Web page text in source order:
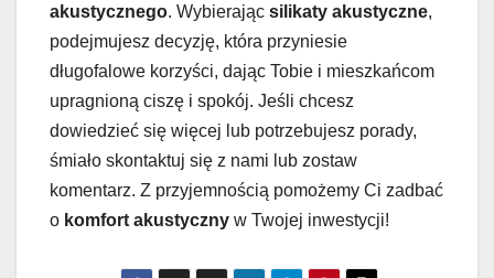
akustycznego. Wybierając silikaty akustyczne,
podejmujesz decyzję, która przyniesie
długofalowe korzyści, dając Tobie i mieszkańcom
upragnioną ciszę i spokój. Jeśli chcesz
dowiedzieć się więcej lub potrzebujesz porady,
śmiało skontaktuj się z nami lub zostaw
komentarz. Z przyjemnością pomożemy Ci zadbać
o komfort akustyczny w Twojej inwestycji!